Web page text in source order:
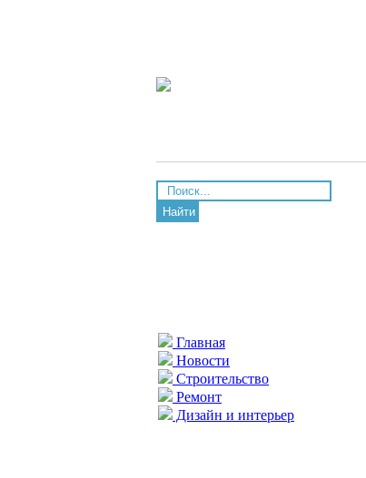
Найти
Главная
Новости
Строительство
Ремонт
Дизайн и интерьер